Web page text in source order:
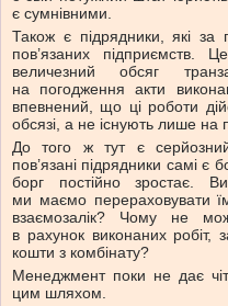
є сумнівними.
Також є підрядники, які
пов’язаних підприємств.
величезний обсяг
на погодження акти
впевнений, що ці роботи
обсязі, а не існують лише на
До того ж тут є
пов’язані підрядники самі є
борг постійно зростає.
ми маємо перераховувати
взаємозалік? Чому не
в рахунок виконаних робіт,
кошти з комбінату?
Менеджмент поки не дає
цим шляхом.